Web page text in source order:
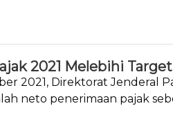
2021 Melebihi
2021, Direktorat Jenderal
neto penerimaan pajak